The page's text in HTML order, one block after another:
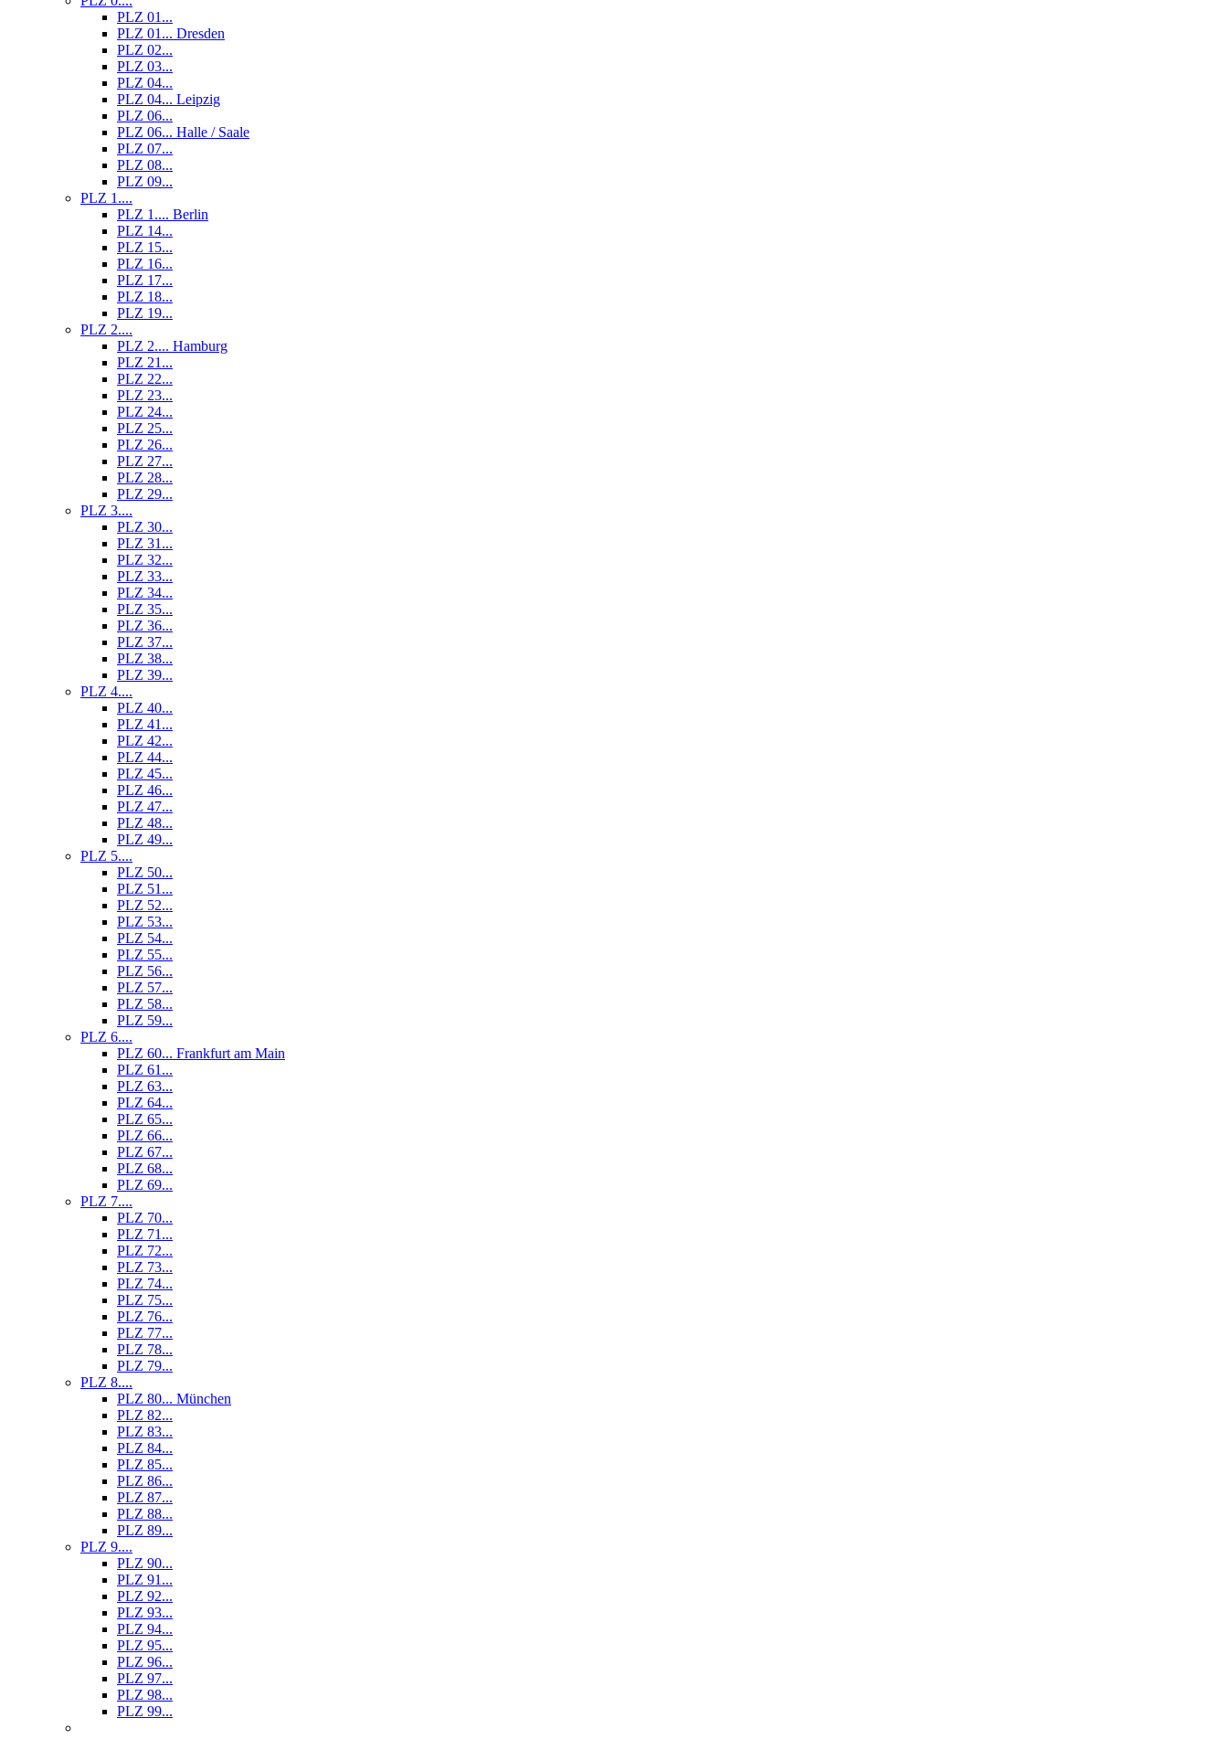
PLZ 01...
PLZ 01... Dresden
PLZ 02...
PLZ 03...
PLZ 04...
PLZ 04... Leipzig
PLZ 06...
PLZ 06... Halle / Saale
PLZ 07...
PLZ 08...
PLZ 09...
PLZ 1....
PLZ 1.... Berlin
PLZ 14...
PLZ 15...
PLZ 16...
PLZ 17...
PLZ 18...
PLZ 19...
PLZ 2....
PLZ 2.... Hamburg
PLZ 21...
PLZ 22...
PLZ 23...
PLZ 24...
PLZ 25...
PLZ 26...
PLZ 27...
PLZ 28...
PLZ 29...
PLZ 3....
PLZ 30...
PLZ 31...
PLZ 32...
PLZ 33...
PLZ 34...
PLZ 35...
PLZ 36...
PLZ 37...
PLZ 38...
PLZ 39...
PLZ 4....
PLZ 40...
PLZ 41...
PLZ 42...
PLZ 44...
PLZ 45...
PLZ 46...
PLZ 47...
PLZ 48...
PLZ 49...
PLZ 5....
PLZ 50...
PLZ 51...
PLZ 52...
PLZ 53...
PLZ 54...
PLZ 55...
PLZ 56...
PLZ 57...
PLZ 58...
PLZ 59...
PLZ 6....
PLZ 60... Frankfurt am Main
PLZ 61...
PLZ 63...
PLZ 64...
PLZ 65...
PLZ 66...
PLZ 67...
PLZ 68...
PLZ 69...
PLZ 7....
PLZ 70...
PLZ 71...
PLZ 72...
PLZ 73...
PLZ 74...
PLZ 75...
PLZ 76...
PLZ 77...
PLZ 78...
PLZ 79...
PLZ 8....
PLZ 80... München
PLZ 82...
PLZ 83...
PLZ 84...
PLZ 85...
PLZ 86...
PLZ 87...
PLZ 88...
PLZ 89...
PLZ 9....
PLZ 90...
PLZ 91...
PLZ 92...
PLZ 93...
PLZ 94...
PLZ 95...
PLZ 96...
PLZ 97...
PLZ 98...
PLZ 99...